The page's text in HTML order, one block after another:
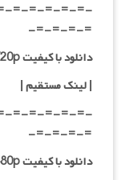
=-=-=-=-=-
=-=-=-=-
دانلود با کیفیت BluRay 720p ریلیز F2M
| لینک مستقیم|
=-=-=-=-=-
=-=-=-=-
دانلود با کیفیت BluRay 480p ریلیز F2M